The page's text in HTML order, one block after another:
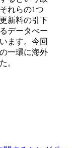
れらの1つ
新料の引下
データべー
ます。今回
一環に海外
。